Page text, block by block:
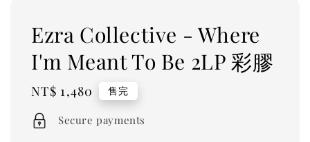
Ezra Collective - Where
I'm Meant To Be 2LP 彩膠
Regular
price
NT$ 1,480 售完
Secure payments